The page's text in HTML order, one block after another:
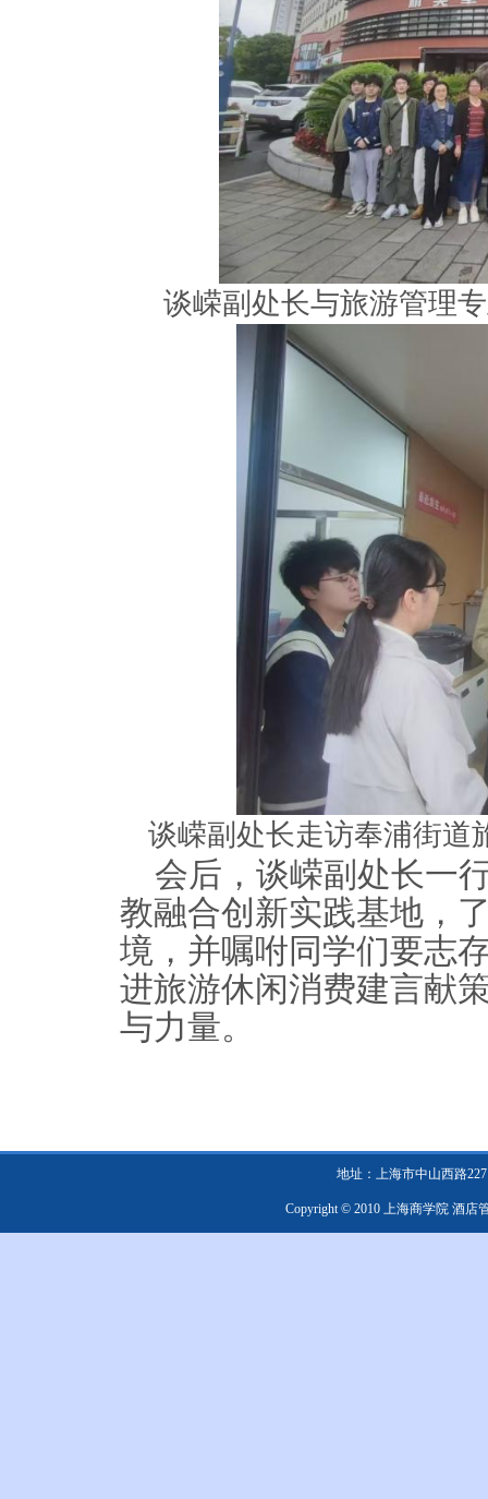
谈嵘副处长与旅游管理
谈嵘副处长走访奉浦街道
会后， 谈嵘副处长一
教融合创新实践基地，
境，并嘱咐同学们要志
进旅游休闲消费建言献
与力量。
地址：上海市中山西路
Copyright © 2010 上海商学院 酒店